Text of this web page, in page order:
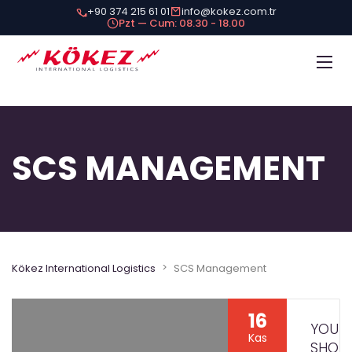
+90 374 215 61 01 info@kokez.com.tr
Pzt — Cum: 08.30 - 18.00
SCS MANAGEMENT
Kökez International Logistics > SCS Management
16
Kas
YOUR